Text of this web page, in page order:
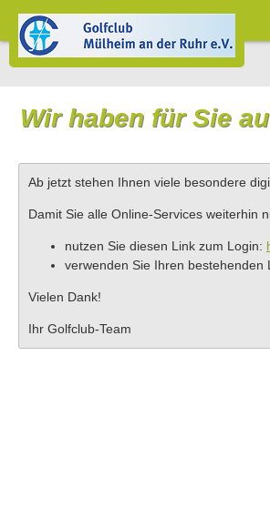
Wir haben für Sie
Ab jetzt stehen Ihnen viele besondere
Damit Sie alle Online-Services weiterhin
nutzen Sie diesen Link zum Login:
verwenden Sie Ihren bestehenden
Vielen Dank!
Ihr Golfclub-Team